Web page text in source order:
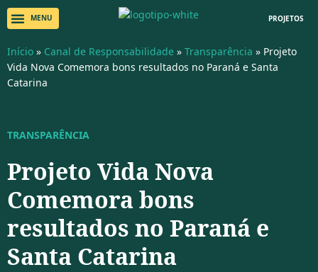
PROJETOS
Início » Canal de Responsabilidade » Transparência » Projeto
Vida Nova Comemora bons resultados no Paraná e Santa
Catarina
TRANSPARÊNCIA
Projeto Vida Nova
Comemora bons
resultados no Paraná e
Santa Catarina